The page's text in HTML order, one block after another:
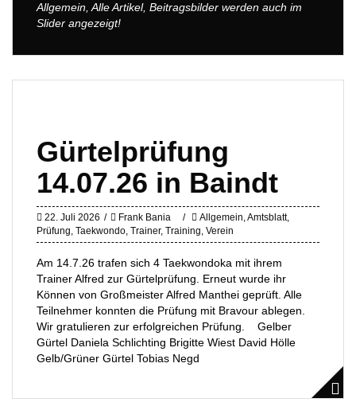
Allgemein, Alle Artikel, Beitragsbilder werden auch im
Slider angezeigt!
Gürtelprüfung
14.07.26 in Baindt
22. Juli 2026 Frank Bania Allgemein,Amtsblatt,
Prüfung, Taekwondo, Trainer, Training, Verein
Am 14.7.26 trafen sich 4 Taekwondoka mit ihrem
Trainer Alfred zur Gürtelprüfung. Erneut wurde ihr
Können von Großmeister Alfred Manthei geprüft. Alle
Teilnehmer konnten die Prüfung mit Bravour ablegen.
Wir gratulieren zur erfolgreichen Prüfung. Gelber
Gürtel Daniela Schlichting Brigitte Wiest David Hölle
Gelb/Grüner Gürtel Tobias Negd